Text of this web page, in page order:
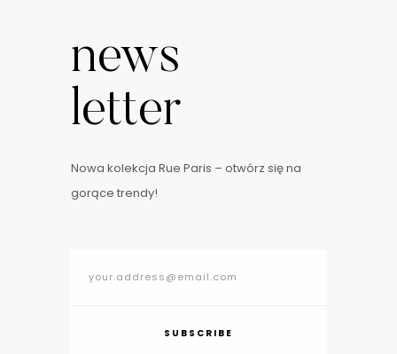
news
letter
Nowa kolekcja Rue Paris – otwórz się na
gorące trendy!
SUBSCRIBE